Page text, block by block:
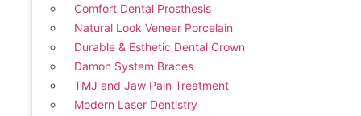
Comfort Dental Prosthesis
Natural Look Veneer Porcelain
Durable & Esthetic Dental Crown
Damon System Braces
TMJ and Jaw Pain Treatment
Modern Laser Dentistry